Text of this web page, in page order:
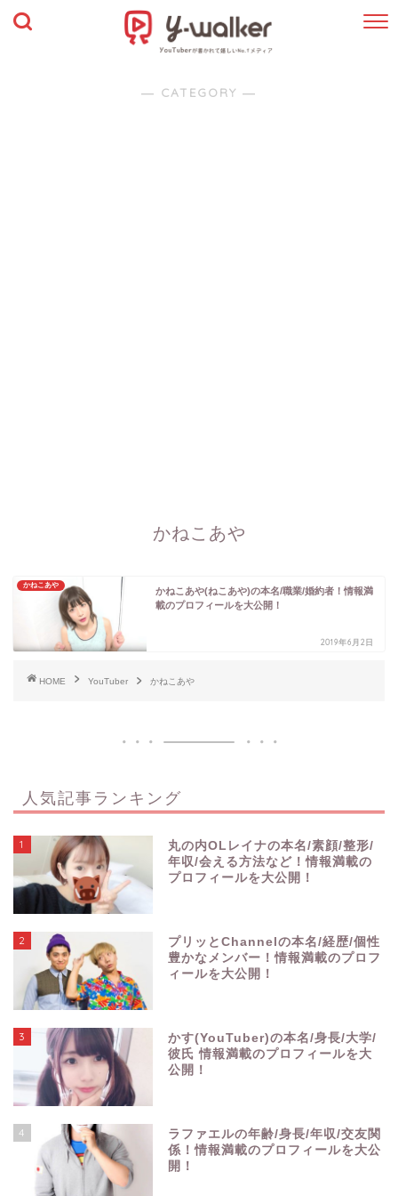
― CATEGORY ―
かねこあや
かねこあや
かねこあや(ねこあや)の本名/職業/婚約者！情報満
載のプロフィールを大公開！
2019年6月2日
HOME YouTuber かねこあや
人気記事ランキング
1
丸の内OLレイナの本名/素顔/整形/
年収/会える方法など！情報満載の
プロフィールを大公開！
2
プリッとChannelの本名/経歴/個性
豊かなメンバー！情報満載のプロフ
ィールを大公開！
3
かす(YouTuber)の本名/身長/大学/
彼氏 情報満載のプロフィールを大
公開！
4
ラファエルの年齢/身長/年収/交友関
係！情報満載のプロフィールを大公
開！